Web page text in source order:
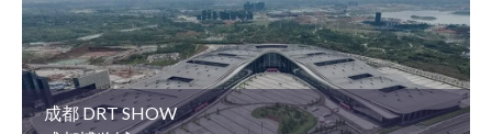
成都 DRT SHOW